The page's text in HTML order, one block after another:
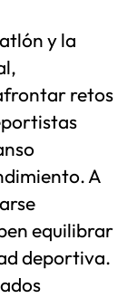
y la
retos
A
equilibrar
deportiva.